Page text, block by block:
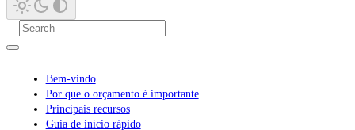
Bem-vindo
Por que o orçamento é importante
Principais recursos
Guia de início rápido